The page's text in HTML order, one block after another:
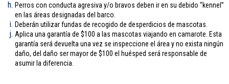
Perros con conducta agresiva y/o bravos deben ir en su debido “kennel”
en las áreas designadas del barco.
Deberán utilizar fundas de recogido de desperdicios de mascotas.
Aplica una garantía de $100 a las mascotas viajando en camarote. Esta
garantía será devuelta una vez se inspeccione el área y no exista ningún
daño, del daño ser mayor de $100 el huésped será responsable de
asumir la diferencia.